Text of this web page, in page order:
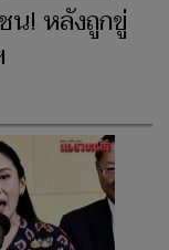
น! หลังถูกขู่